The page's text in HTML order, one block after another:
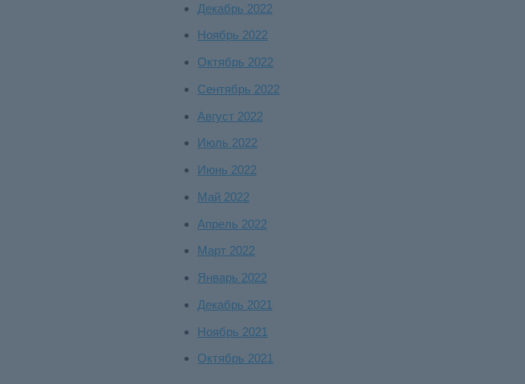
Декабрь 2022
Ноябрь 2022
Октябрь 2022
Сентябрь 2022
Август 2022
Июль 2022
Июнь 2022
Май 2022
Апрель 2022
Март 2022
Январь 2022
Декабрь 2021
Ноябрь 2021
Октябрь 2021